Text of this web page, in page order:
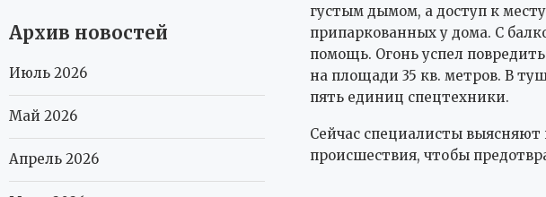
густым дымом, а доступ к
припаркованных у дома. С
помощь. Огонь успел
на площади 35 кв. метров. В
пять единиц спецтехники.
Сейчас специалисты выясняют
происшествия, чтобы
Архив новостей
Июль 2026
Май 2026
Апрель 2026